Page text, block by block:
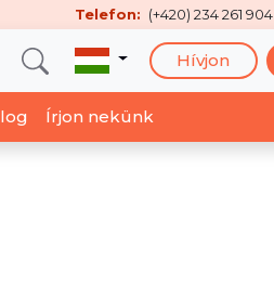
Telefon: (+420) 234 261 904
Hívjon
Írjon nekünk